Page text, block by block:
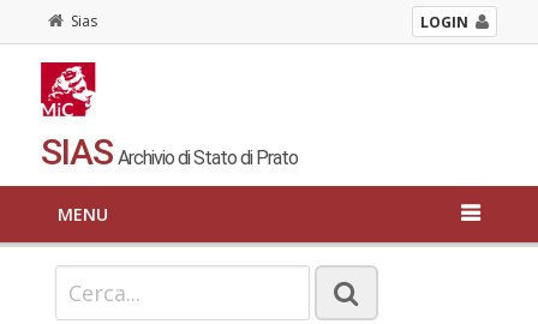
Sias LOGIN
SIAS Archivio di Stato di Prato
MENU